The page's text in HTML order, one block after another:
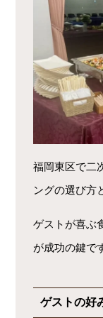
福岡東区で二
ングの選び方
ゲストが喜ぶ
が成功の鍵で
ゲストの好